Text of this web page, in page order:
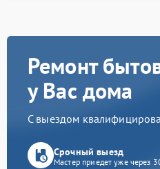
Ремонт
у Вас дома
С выездом
Срочный выезд
Мастер приедет уже через